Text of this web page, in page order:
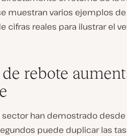
muestran varios ejemplos
cifras reales para ilustrar el
de rebote
sector han demostrado
puede duplicar las